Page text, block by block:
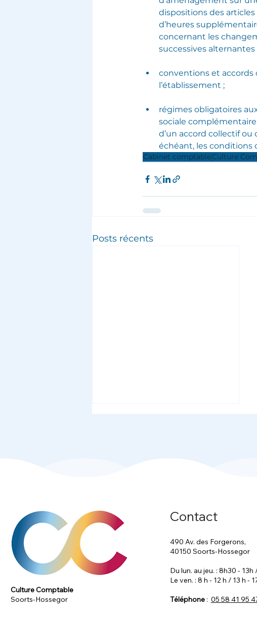
dispositions des articles
d’heures
concernant les
successives alternantes
conventions et accords
l’établissement ;
régimes obligatoires
sociale
d’un accord collectif ou
échéant, les conditions
Cabinet comptableCulture
Posts récents
Culture Comptable
Soorts-Hossegor
Contact
490 Av. des Forgerons,
40150 Soorts-Hossegor
Du lun. au jeu. : 8h30 - 13h
Le ven. : 8 h - 12 h / 13 h -
Téléphone: 05 58 41 95